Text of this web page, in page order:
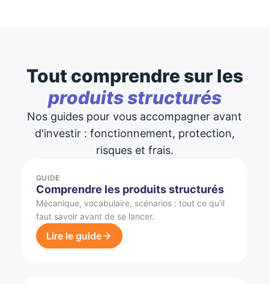
Tout comprendre sur les
produits structurés
Nos guides pour vous accompagner avant
d'investir : fonctionnement, protection,
risques et frais.
GUIDE
Comprendre les produits structurés
Mécanique, vocabulaire, scénarios : tout ce qu'il
faut savoir avant de se lancer.
Lire le guide